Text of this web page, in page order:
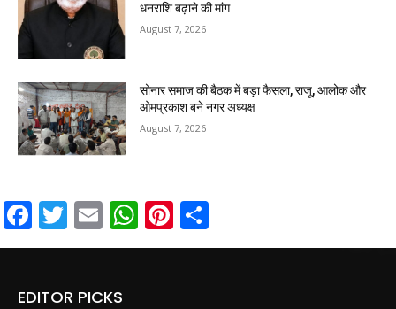
धनराशि बढ़ाने की मांग
August 7, 2026
सोनार समाज की बैठक में बड़ा फैसला, राजू, आलोक और
ओमप्रकाश बने नगर अध्यक्ष
August 7, 2026
Facebook
Twitter
EmailWhatsApp
Pinterest
EDITOR PICKS